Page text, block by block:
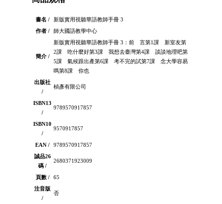
書名 /
新版實用視聽華語教師手冊 3
作者 /
師大國語教學中心
簡介 /
新版實用視聽華語教師手冊 3：前 言第1課 新室友第
2課 吃什麼好第3課 我想去臺灣第4課 談談地理吧第
5課 氣候跟出產第6課 考不完的試第7課 念大學容易
嗎第8課 你也
出版社
/
楨彥有限公司
ISBN13
/
9789570917857
ISBN10
/
9570917857
EAN /
9789570917857
誠品26
碼 /
2680371923009
頁數 /
65
注音版
/
否